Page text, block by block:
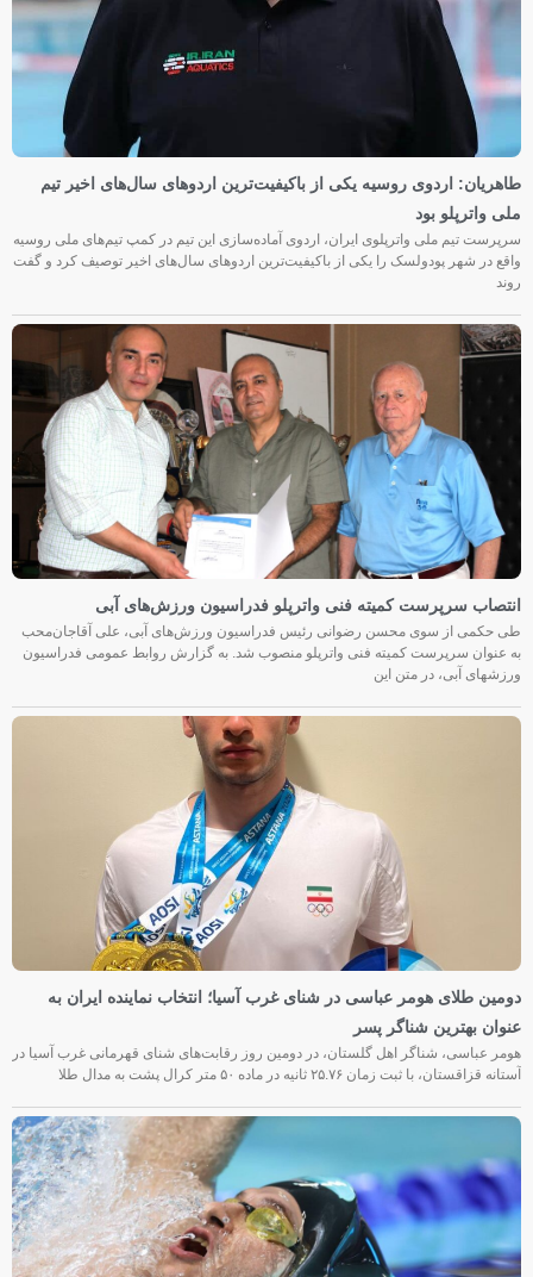
طاهریان: اردوی روسیه یکی از باکیفیت‌ترین اردوهای سال‌های اخیر تیم
ملی واترپلو بود
سرپرست تیم ملی واترپلوی ایران، اردوی آماده‌سازی این تیم در کمپ تیم‌های ملی روسیه
واقع در شهر پودولسک را یکی از باکیفیت‌ترین اردوهای سال‌های اخیر توصیف کرد و گفت
روند
انتصاب سرپرست کمیته فنی واترپلو فدراسیون ورزش‌های آبی
طی حکمی از سوی محسن رضوانی رئیس فدراسیون ورزش‌های آبی، علی آقاجان‌محب
به عنوان سرپرست کمیته فنی واترپلو منصوب شد. به گزارش روابط عمومی فدراسیون
ورزشهای آبی، در متن این
دومین طلای هومر عباسی در شنای غرب آسیا؛ انتخاب نماینده ایران به
عنوان بهترین شناگر پسر
هومر عباسی، شناگر اهل گلستان، در دومین روز رقابت‌های شنای قهرمانی غرب آسیا در
آستانه قزاقستان، با ثبت زمان ۲۵.۷۶ ثانیه در ماده ۵۰ متر کرال پشت به مدال طلا